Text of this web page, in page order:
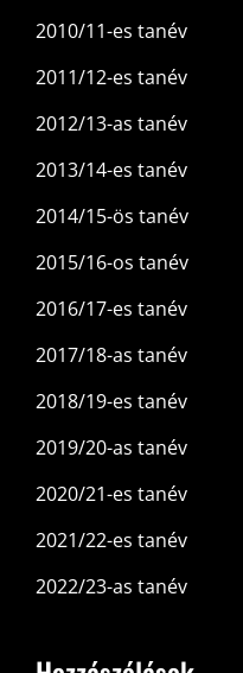
2010/11-es tanév
2011/12-es tanév
2012/13-as tanév
2013/14-es tanév
2014/15-ös tanév
2015/16-os tanév
2016/17-es tanév
2017/18-as tanév
2018/19-es tanév
2019/20-as tanév
2020/21-es tanév
2021/22-es tanév
2022/23-as tanév